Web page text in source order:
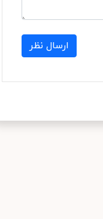
ارسال نظر